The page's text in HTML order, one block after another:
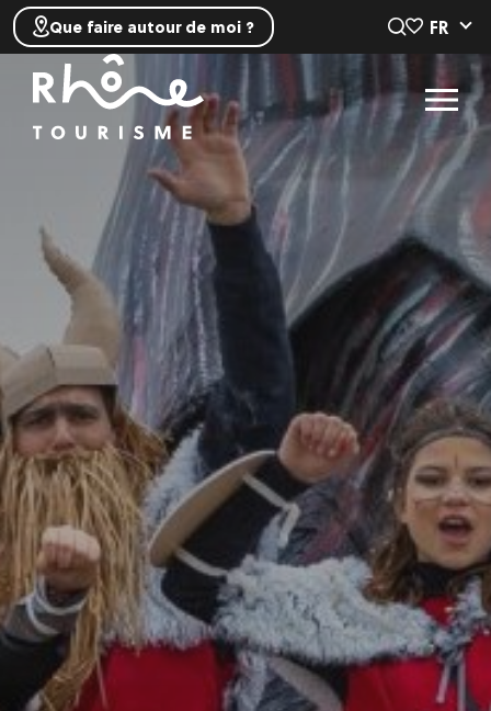
Que faire autour de moi ? FR